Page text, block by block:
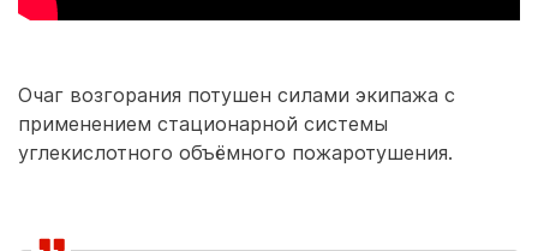
Очаг возгорания потушен силами экипажа с
применением стационарной системы
углекислотного объёмного пожаротушения.